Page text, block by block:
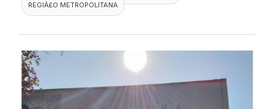
REGIÃ£O METROPOLITANA